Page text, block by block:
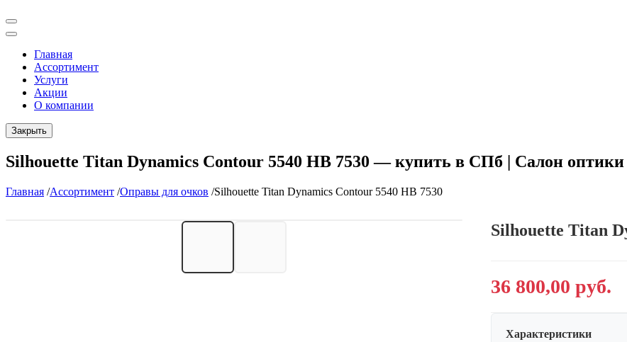
Главная
Ассортимент
Услуги
Акции
О компании
Закрыть
Silhouette Titan Dynamics Contour 5540 HB 7530 — купить в СПб | Салон
Главная /Ассортимент /Оправы для очков /Silhouette Titan Dynamics Contour 5540 HB 7530
Silhouette Titan
36 800,00 руб.
Характеристики